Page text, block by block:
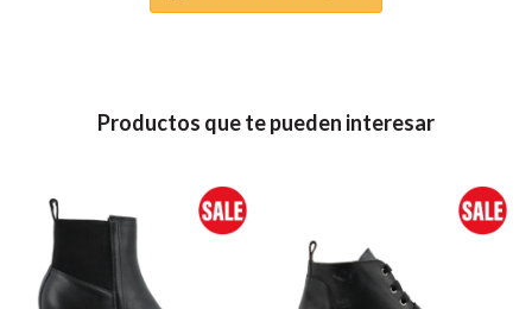
Productos que te pueden interesar